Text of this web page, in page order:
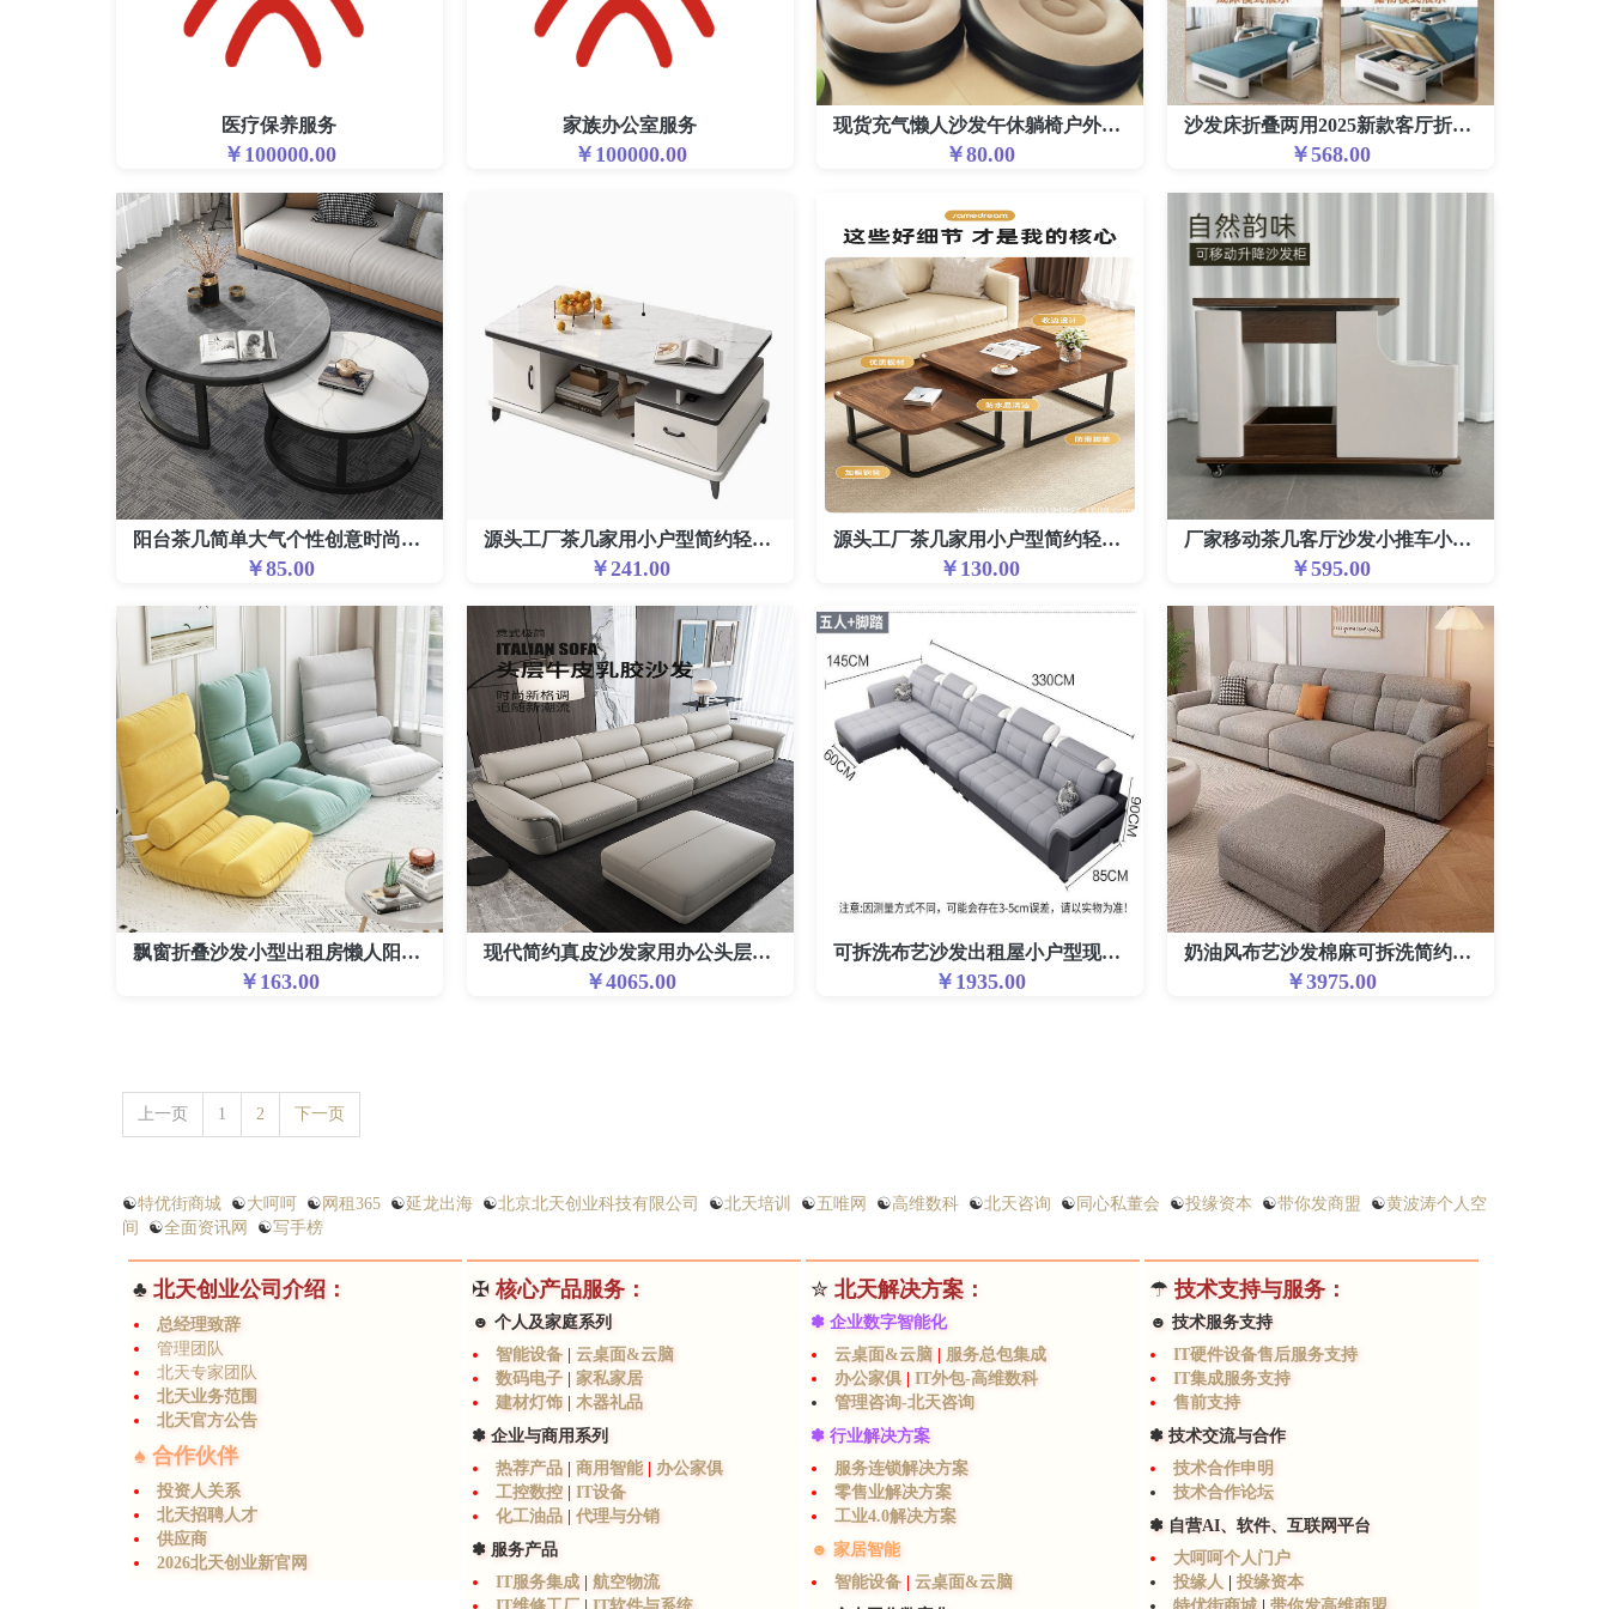
医疗保养服务
￥100000.00
家族办公室服务
￥100000.00
现货充气懒人沙发午休躺椅户外便携可折叠组合充气沙发厂家直销
￥80.00
沙发床折叠两用2025新款客厅折叠床家用小户型阳台多功能伸缩
￥568.00
阳台茶几简单大气个性创意时尚圆边几客厅2024新款轻奢高级感茶几
￥85.00
源头工厂茶几家用小户型简约轻奢茶桌办公室茶台网红方形桌子茶几
￥241.00
源头工厂茶几家用小户型简约轻奢茶桌办公室茶台网红方形桌子茶几
￥130.00
厂家移动茶几客厅沙发小推车小户型简约家用多功能升降现代推车
￥595.00
飘窗折叠沙发小型出租房懒人阳台办公躺椅布艺折叠床卧室地上简约
￥163.00
现代简约真皮沙发家用办公头层牛皮大小户型客厅北欧皮艺沙发组合
￥4065.00
可拆洗布艺沙发出租屋小户型现代客厅家具简约公寓科技布两用沙发
￥1935.00
奶油风布艺沙发棉麻可拆洗简约现代客厅小户型直排带贵妃组合沙发
￥3975.00
上一页 1 2 下一页
☯特优街商城 ☯大呵呵 ☯ 网租365 ☯延龙出海 ☯北京北天创业科技有限公司 ☯北天培训 ☯五唯网 ☯高维数科 ☯北天咨询 ☯ 同心私董会 ☯投缘资本 ☯带你发商盟 ☯黄波涛个人空
间 ☯全面资讯网 ☯写手榜
♣ 北天创业公司介绍：
总经理致辞
管理团队
北天专家团队
北天业务范围
北天官方公告
♠ 合作伙伴
投资人关系
北天招聘人才
供应商
2026北天创业新官网
✠核心产品服务：
☻ 个人及家庭系列
智能设备 | 云桌面&云脑
数码电子 | 家私家居
建材灯饰 | 木器礼品
✽ 企业与商用系列
热荐产品 | 商用智能| 办公家俱
工控数控 | IT设备
化工油品 | 代理与分销
✽ 服务产品
IT服务集成 | 航空物流
IT维修工厂 | IT软件与系统
✮ 北天解决方案：
✽ 企业数字智能化
云桌面&云脑 | 服务总包集成
办公家俱 | IT外包-高维数科
管理咨询-北天咨询
✽ 行业解决方案
服务连锁解决方案
零售业解决方案
工业4.0解决方案
☻ 家居智能
智能设备 | 云桌面&云脑
☂技术支持与服务：
☻ 技术服务支持
IT硬件设备售后服务支持
IT集成服务支持
售前支持
✽ 技术交流与合作
技术合作申明
技术合作论坛
✽ 自营AI、软件、互联网平台
大呵呵个人门户
投缘人 | 投缘资本
特优街商城 | 带你发高维商盟